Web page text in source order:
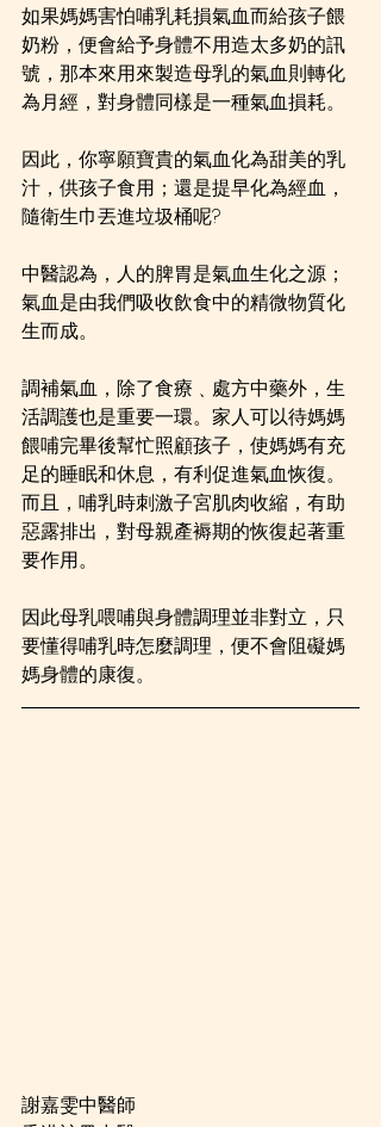
如果媽媽害怕哺乳耗損氣血而給孩子餵
奶粉，便會給予身體不用造太多奶的訊
號，那本來用來製造母乳的氣血則轉化
為月經，對身體同樣是一種氣血損耗。
因此，你寧願寶貴的氣血化為甜美的乳
汁，供孩子食用；還是提早化為經血，
隨衛生巾丟進垃圾桶呢?
中醫認為，人的脾胃是氣血生化之源；
氣血是由我們吸收飲食中的精微物質化
生而成。
調補氣血，除了食療﹑處方中藥外，生
活調護也是重要一環。家人可以待媽媽
餵哺完畢後幫忙照顧孩子，使媽媽有充
足的睡眠和休息，有利促進氣血恢復。
而且，哺乳時刺激子宮肌肉收縮，有助
惡露排出，對母親產褥期的恢復起著重
要作用。
因此母乳喂哺與身體調理並非對立，只
要懂得哺乳時怎麼調理，便不會阻礙媽
媽身體的康復。
謝嘉雯中醫師